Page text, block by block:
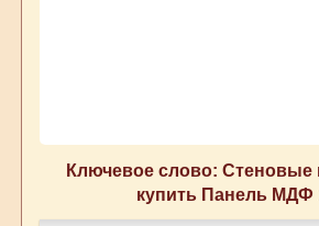
Ключевое слово: Стеновые
купить Панель МДФ